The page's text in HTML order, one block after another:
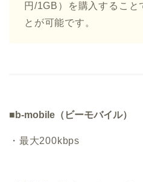
円/1GB）を購入すること
とが可能です。
■b-mobile（ビーモバイル）
・最大200kbps